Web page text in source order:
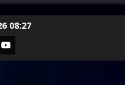
08:27
Youtube